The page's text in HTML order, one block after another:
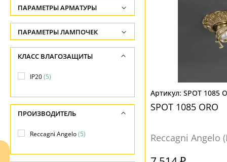
SPOT 1085
SPOT 1085 ORO
Reccagni Angelo
Ширина, см
-
Диаметр, см
-
Длина, см
ФОРМА ПЛАФОНА
Полушар(3)
круглая(2)
ПОВЕРХНОСТЬ
НАПРАВЛЕНИЕ
В стороны(1)
ПАРАМЕТРЫ АРМАТУРЫ
ЦВЕТ АРМАТУРЫ
Бронза(4)
МАТЕРИАЛ
ПАРАМЕТРЫ ЛАМПОЧЕК
Количество ламп
-
Общая мощность ламп
-
Напряжение
-
КЛАСС ВЛАГОЗАЩИТЫ
IP20(5)
ПРОИЗВОДИТЕЛЬ
Reccagni Angelo(5)